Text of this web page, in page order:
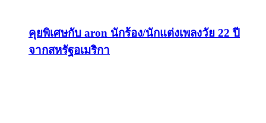
คุยพิเศษกับ aron นักร้อง/นักแต่งเพลงวัย 22 ปี
จากสหรัฐอเมริกา